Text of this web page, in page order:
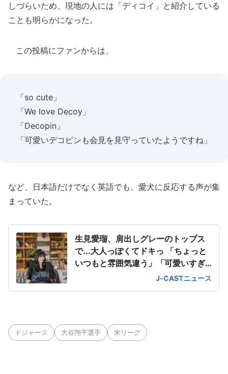
しづらいため、現地の人には「ディコイ」と紹介している
ことも明らかになった。
この投稿にファンからは、
「so cute」
「We love Decoy」
「Decopin」
「可愛いデコピンも会見を見守っていたようですね」
など、日本語だけでなく英語でも、愛犬に反応する声が集
まっていた。
生見愛瑠、肩出しグレーのトップス
で...大人っぽくてドキっ 「ちょっと
いつもと雰囲気違う」「可愛いすぎ
J-CASTニュース
ドジャース 大谷翔平選手 米リーグ